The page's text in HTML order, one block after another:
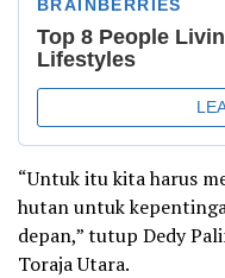
“Untuk itu kita harus
hutan untuk
depan,” tutup Dedy
Toraja Utara.